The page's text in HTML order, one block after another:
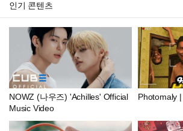
인기 콘텐츠
NOWZ (나우즈) 'Achilles' Official
Music Video